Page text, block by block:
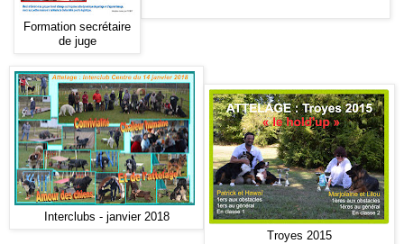
Formation secrétaire
de juge
Interclubs - janvier 2018
Troyes 2015